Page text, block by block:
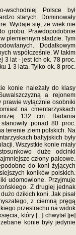
wschodniej Polsce był
starych. Dominowały
Wydaje się, że wiek nie
grobu. Prawdopodobnie
plemiennym stadzie. Tym
Dodatkowym
współcześnie. W takim
3 lat - jest ich ok. 78 proc.
1-3 lata. Tylko ok. 8 proc.
konie należały do klasy
a rejonem
wyłącznie osobniki
na cmentarzyskach
132 cm. Badania
ponad 80 proc.
terenie ziem polskich. Na
bałtyjskich były
Wszystkie konie miały
duże odcinki
człony palcowe.
do koni żyjących
koników polskich.
udomowione. Przyjmuje
Z drugiej jednak
dzikich koni. Jak pisał
z ciemną pręgą
przestrachu na widok
który [...] chwytał [je]
konie były jedynie